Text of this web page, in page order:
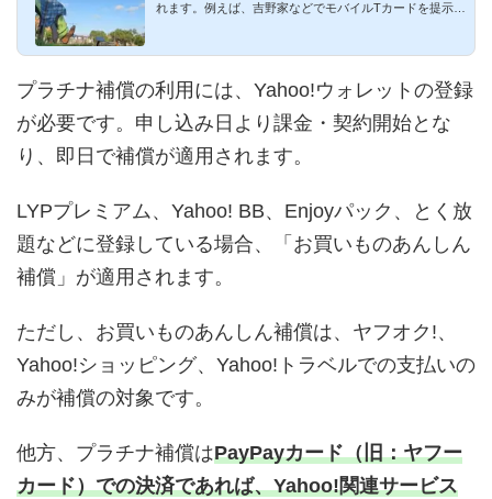
れます。例えば、吉野家などでモバイルTカードを提示す
プラチナ補償の利用には、Yahoo!ウォレットの登録
が必要です。申し込み日より課金・契約開始とな
り、即日で補償が適用されます。
LYPプレミアム、Yahoo! BB、Enjoyパック、とく放
題などに登録している場合、「お買いものあんしん
補償」が適用されます。
ただし、お買いものあんしん補償は、ヤフオク!、
Yahoo!ショッピング、Yahoo!トラベルでの支払いの
みが補償の対象です。
他方、プラチナ補償はPayPayカード（旧：ヤフー
カード）での決済であれば、Yahoo!関連サービス